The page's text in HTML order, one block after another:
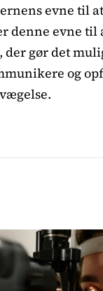
evne til
denne evne til
der gør det
og